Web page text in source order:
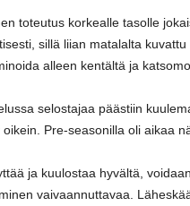
toteutus korkealle tasolle
sillä liian matalalta
alleen kentältä ja
selostajaa päästiin
Pre-seasonilla oli aikaa
ja kuulostaa hyvältä,
vaivaannuttavaa.